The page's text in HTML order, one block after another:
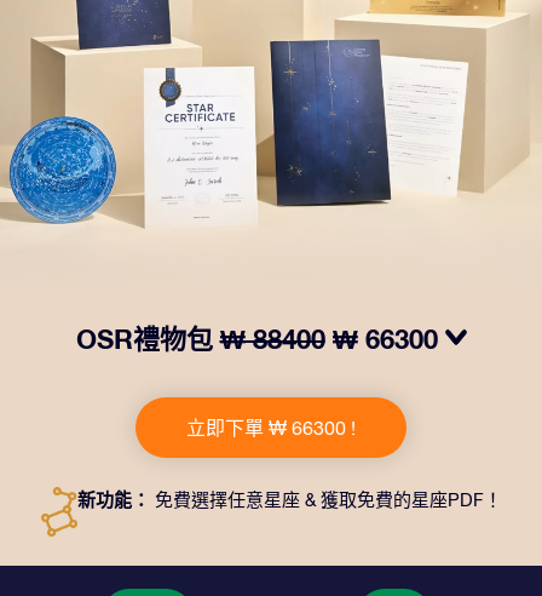
OSR禮物包₩ 88400 ₩ 66300
一個精美的信封、寄往您的收貨地址的個性化文檔、電子
文件以及免費應用程序。這是一種向親友贈送永恒禮物的
神奇方式。
立即下單 ₩ 66300 !
新功能： 免費選擇任意星座 & 獲取免費的星座PDF！